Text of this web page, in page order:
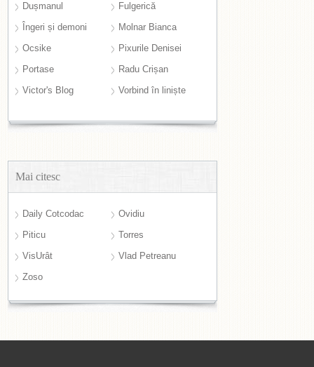
Dușmanul
Fulgerică
Îngeri și demoni
Molnar Bianca
Ocsike
Pixurile Denisei
Portase
Radu Crișan
Victor's Blog
Vorbind în liniște
Mai citesc
Daily Cotcodac
Ovidiu
Piticu
Torres
VisUrât
Vlad Petreanu
Zoso